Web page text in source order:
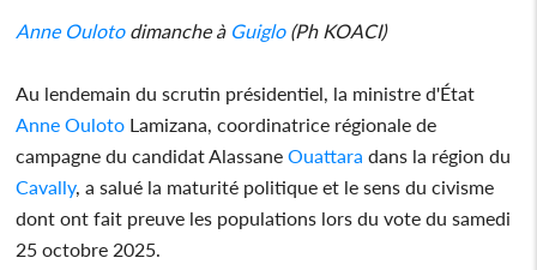
Anne Oulotodimanche à Guiglo(Ph KOACI)
Au lendemain du scrutin présidentiel, la ministre d'État
Anne Ouloto Lamizana, coordinatrice régionale de
campagne du candidat AlassaneOuattara dans la région du
Cavally, a salué la maturité politique et le sens du civisme
dont ont fait preuve les populations lors du vote du samedi
25 octobre 2025.